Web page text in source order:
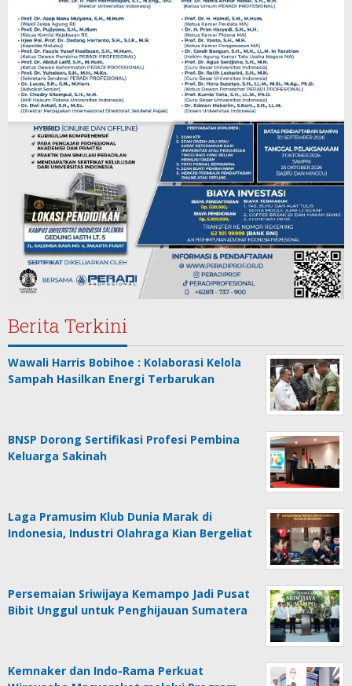
Berita Terkini
Wawali Harris Bobihoe : Kolaborasi Kelola
Sampah Hasilkan Energi Terbarukan
BNSP Dorong Sertifikasi Profesi Pembina
Keluarga Sakinah
Laga Pramusim Klub Dunia Marak di
Indonesia, Industri Olahraga Kian Bergeliat
Persemaian Sriwijaya Kemampo Jadi Pusat
Bibit Unggul untuk Penghijauan Sumatera
Kemnaker dan Indo-Rama Perkuat